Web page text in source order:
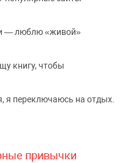
— люблю «живой»
книгу, чтобы
я переключаюсь на отдых.
привычки